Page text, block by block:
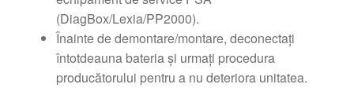
(DiagBox/Lexia/PP2000).
Înainte de demontare/montare, deconectați
întotdeauna bateria și urmați procedura
producătorului pentru a nu deteriora unitatea.